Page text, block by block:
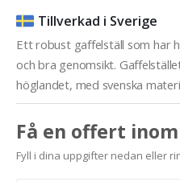
Tillverkad i Sverige
Ett robust gaffelställ som har
och bra genomsikt.
höglandet, med svenska
Få en offert
Fyll i dina uppgifter nedan eller